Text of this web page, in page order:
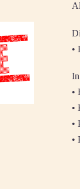
•
•
•
•
•